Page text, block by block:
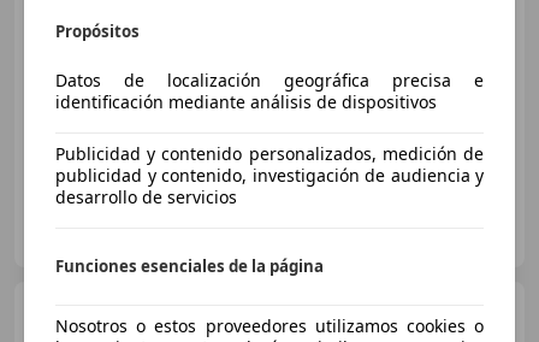
07/2018 83.000 km
60 kW (82 CV)
Airbags laterales, Isofix, Faros antiniebla, Bluetooth, ABS
Feel 75
Propósitos
Datos de localización geográfica precisa e
identificación mediante análisis de dispositivos
Publicidad y contenido personalizados, medición de
publicidad y contenido, investigación de audiencia y
desarrollo de servicios
Funciones esenciales de la página
Nosotros o estos proveedores utilizamos cookies o